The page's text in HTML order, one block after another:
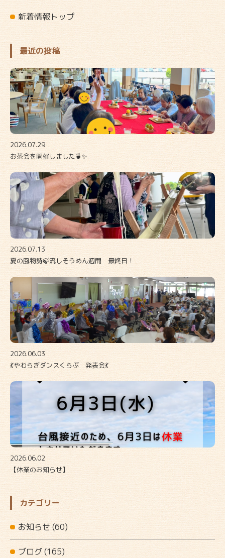
新着情報トップ
最近の投稿
2026.07.29
お茶会を開催しました🍵✨
2026.07.13
夏の風物詩🍃流しそうめん週間 最終日！
2026.06.03
💃やわらぎダンスくらぶ 発表会💃
2026.06.02
【休業のお知らせ】
カテゴリー
お知らせ(60)
ブログ(165)